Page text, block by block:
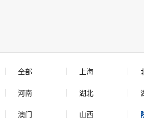
全部 上海
河南 湖北
澳门 山西